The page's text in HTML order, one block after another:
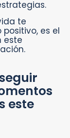
te
es el
este
este